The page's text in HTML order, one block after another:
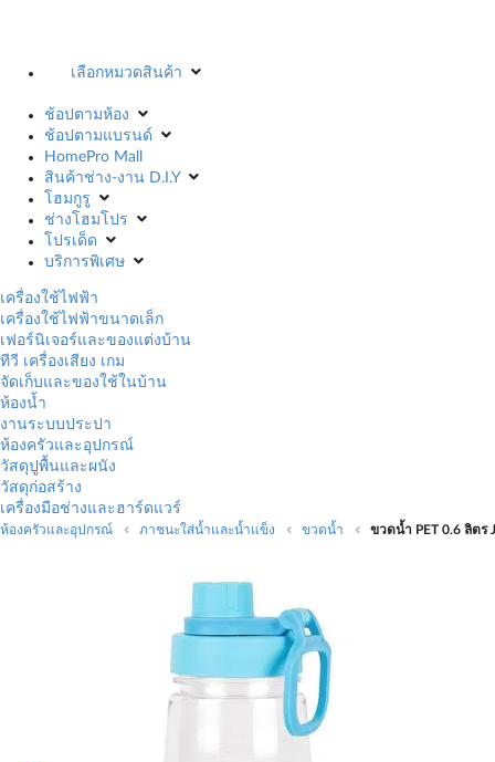
เลือกหมวดสินค้า
ช้อปตามห้อง
ช้อปตามแบรนด์
HomePro Mall
สินค้าช่าง-งาน D.I.Y
โฮมกูรู
ช่างโฮมโปร
โปรเด็ด
บริการพิเศษ
เครื่องใช้ไฟฟ้า
เครื่องใช้ไฟฟ้าขนาดเล็ก
เฟอร์นิเจอร์และของแต่งบ้าน
ทีวี เครื่องเสียง เกม
จัดเก็บและของใช้ในบ้าน
ห้องน้ำ
งานระบบประปา
ห้องครัวและอุปกรณ์
วัสดุปูพื้นและผนัง
วัสดุก่อสร้าง
เครื่องมือช่างและฮาร์ดแวร์
ห้องครัวและอุปกรณ์ ภาชนะใส่น้ำและน้ำแข็ง ขวดน้ำ ขวดน้ำ PET 0.6 ลิตร